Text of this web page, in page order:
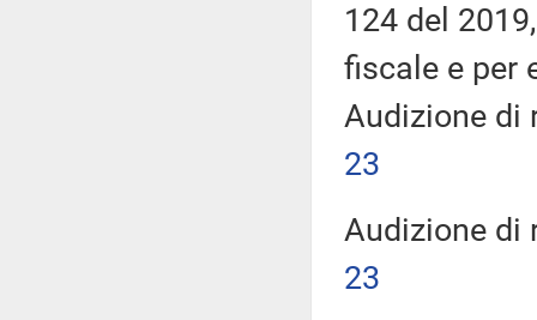
124 del
fiscale e per
Audizione di
23
Audizione di
23